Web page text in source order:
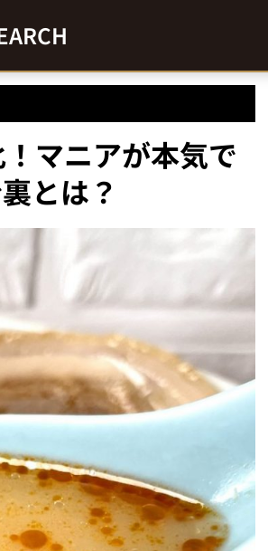
マニアが本気で
とは？